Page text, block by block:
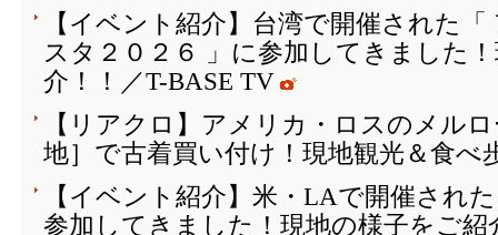
【イベント紹介】台湾で開催された
スタ２０２６ 」に参加してきました
介！！／T-BASE TV
【リアクロ】アメリカ・ロスのメル
地］で古着買い付け！現地観光＆食べ
【イベント紹介】米・LAで開催され
参加してきました！現地の様子をご紹